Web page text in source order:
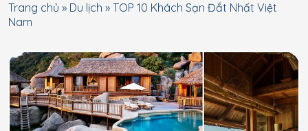
Trang chủ » Du lịch » TOP 10 Khách Sạn Đắt Nhất Việt
Nam